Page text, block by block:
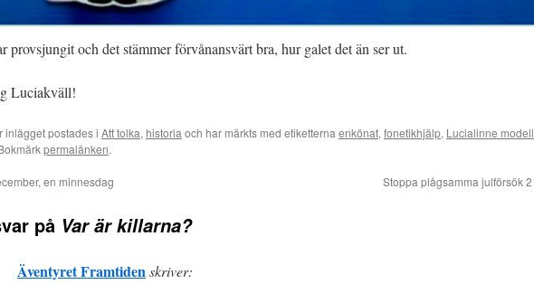
provsjungit och det stämmer förvånansvärt bra, hur galet det än ser ut.
Luciakväll!
inlägget postades i Att tolka, historiaoch har märkts med etiketternaenkönat,fonetikhjälp, Lucialinne modell
permalänken.
en minnesdag Stoppa plågsamma julförsök 2
på Var är killarna?
Äventyret Framtidenskriver: